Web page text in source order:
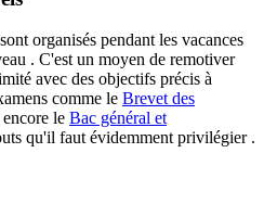
organisés pendant les vacances
. C'est un moyen de remotiver
avec des objectifs précis à
comme le Brevet des
le Bac général et
qu'il faut évidemment privilégier .